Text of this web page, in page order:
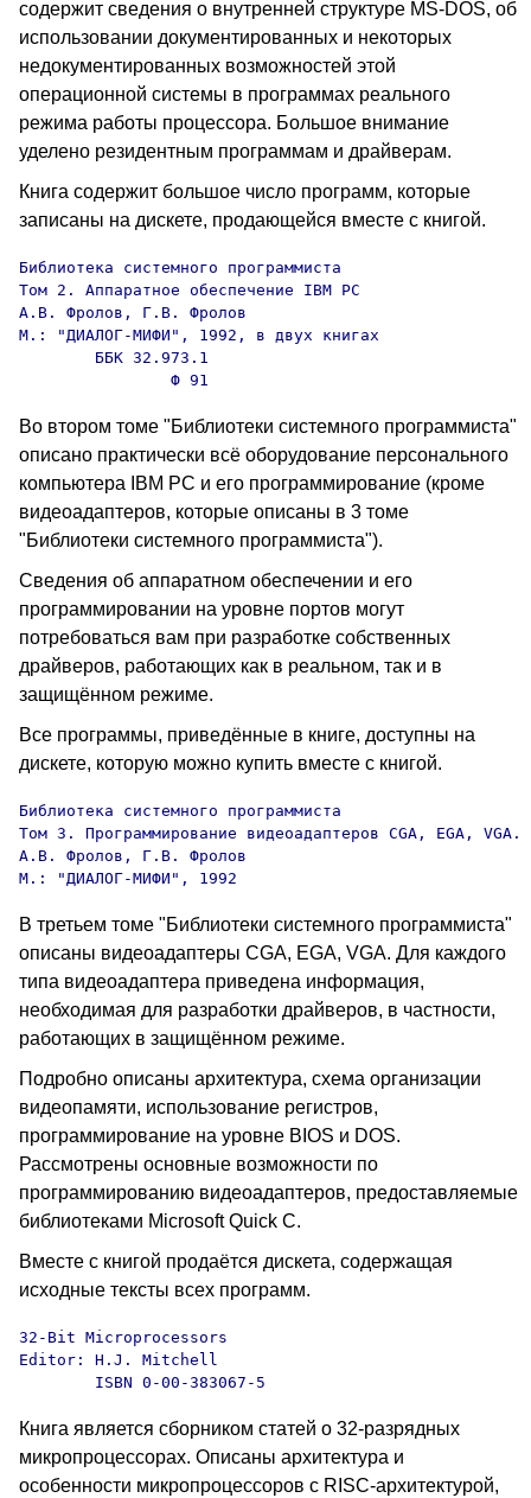
содержит сведения о внутренней структуре MS-DOS, об
использовании документированных и некоторых
недокументированных возможностей этой
операционной системы в программах реального
режима работы процессора. Большое внимание
уделено резидентным программам и драйверам.
Книга содержит большое число программ, которые
записаны на дискете, продающейся вместе с книгой.
Библиотека системного программиста
Том 2. Аппаратное обеспечение IBM PC
А.В. Фролов, Г.В. Фролов
М.: "ДИАЛОГ-МИФИ", 1992, в двух книгах
        ББК 32.973.1
                Ф 91
Во втором томе "Библиотеки системного программиста"
описано практически всё оборудование персонального
компьютера IBM PC и его программирование (кроме
видеоадаптеров, которые описаны в 3 томе
"Библиотеки системного программиста").
Сведения об аппаратном обеспечении и его
программировании на уровне портов могут
потребоваться вам при разработке собственных
драйверов, работающих как в реальном, так и в
защищённом режиме.
Все программы, приведённые в книге, доступны на
дискете, которую можно купить вместе с книгой.
Библиотека системного программиста
Том 3. Программирование видеоадаптеров CGA, EGA, VGA.
А.В. Фролов, Г.В. Фролов
М.: "ДИАЛОГ-МИФИ", 1992
В третьем томе "Библиотеки системного программиста"
описаны видеоадаптеры CGA, EGA, VGA. Для каждого
типа видеоадаптера приведена информация,
необходимая для разработки драйверов, в частности,
работающих в защищённом режиме.
Подробно описаны архитектура, схема организации
видеопамяти, использование регистров,
программирование на уровне BIOS и DOS.
Рассмотрены основные возможности по
программированию видеоадаптеров, предоставляемые
библиотеками Microsoft Quick C.
Вместе с книгой продаётся дискета, содержащая
исходные тексты всех программ.
32-Bit Microprocessors
Editor: H.J. Mitchell
        ISBN 0-00-383067-5
Книга является сборником статей о 32-разрядных
микропроцессорах. Описаны архитектура и
особенности микропроцессоров с RISC-архитектурой,